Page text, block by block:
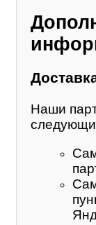
Наши